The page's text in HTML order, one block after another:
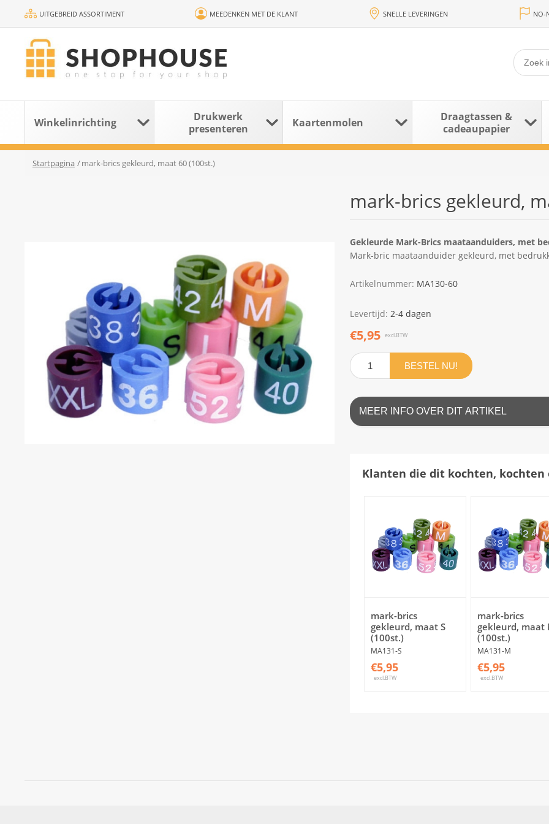
UITGEBREID ASSORTIMENT MEEDENKEN MET DE KLANT SNELLE LEVERINGEN NO-
Winkelinrichting
Drukwerk
presenteren
Kaartenmolen
Draagtassen &
cadeaupapier
Startpagina /mark-brics gekleurd, maat 60 (100st.)
mark-brics gekleurd,
Gekleurde Mark-Brics maataanduiders, met
Mark-bric maataanduider gekleurd, met
Artikelnummer: MA130-60
Levertijd: 2-4 dagen
€5,95 excl.BTW
BESTEL NU!
MEER INFO OVER DIT ARTIKEL
Klanten die dit kochten, kochten
mark-brics
gekleurd, maat S
(100st.)
MA131-S
€5,95
excl.BTW
mark-brics
gekleurd, maat
(100st.)
MA131-M
€5,95
excl.BTW